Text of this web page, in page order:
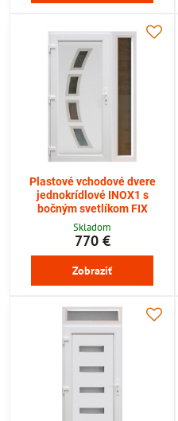
Plastové vchodové dvere
jednokrídlové INOX1 s
bočným svetlíkom FIX
Skladom
770 €
Zobraziť